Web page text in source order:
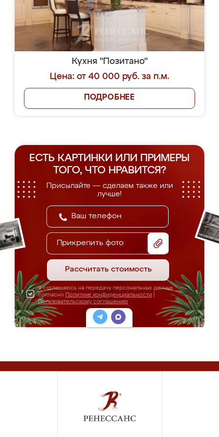
Кухня "Позитано"
Цена: от 40 000 руб. за п.м.
ПОДРОБНЕЕ
ЕСТЬ КАРТИНКИ ИЛИ ПРИМЕРЫ
ТОГО, ЧТО НРАВИТСЯ?
Присылайте — сделаем также или
лучше!
Прикрепить фото
Рассчитать стоимость
Я соглашаюсь на передачу персональных данных
согласно Политике конфиденциальности
Пользовательскому соглашению